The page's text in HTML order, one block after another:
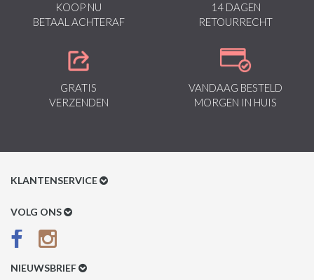
KOOP NU
BETAAL ACHTERAF
14 DAGEN
RETOURRECHT
GRATIS
VERZENDEN
VANDAAG BESTELD
MORGEN IN HUIS
KLANTENSERVICE
Klantenservice
Betaalmethoden
VOLG ONS
NIEUWSBRIEF